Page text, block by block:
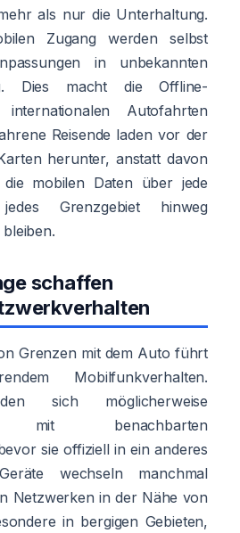
als nur die Unterhaltung.
Zugang werden selbst
in unbekannten
Dies macht die Offline-
Autofahrten
Reisende laden vor der
herunter, anstatt davon
die mobilen Daten über jede
Grenzgebiet hinweg
schaffen
Grenzen mit dem Auto führt
Mobilfunkverhalten.
sich möglicherweise
mit benachbarten
sie offiziell in ein anderes
wechseln manchmal
Netzwerken in der Nähe von
in bergigen Gebieten,